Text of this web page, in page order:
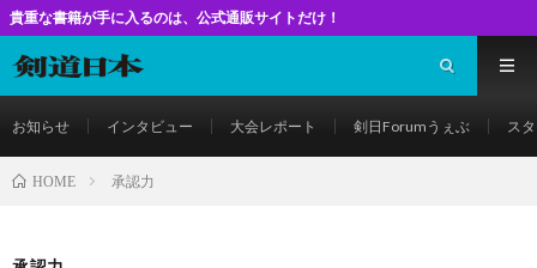
に入るのは、公式通販サイトだけ！
お知らせ インタビュー 大会レポート 剣日Forumうぇぶ ス
HOME 承認力